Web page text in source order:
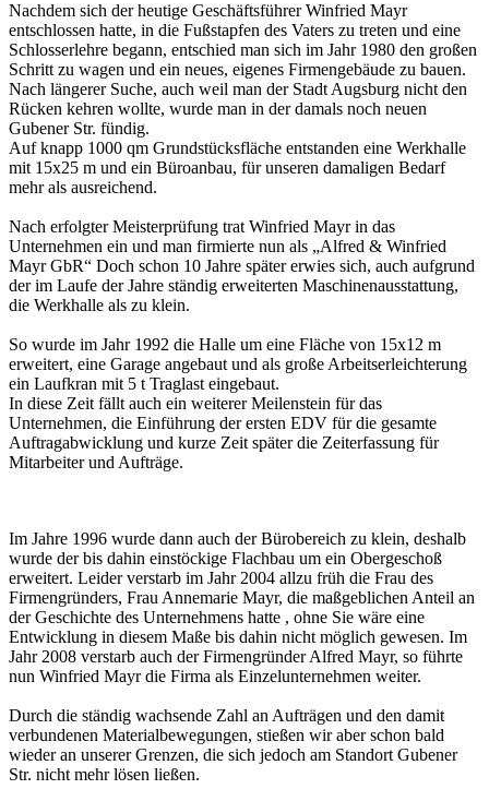
Nachdem sich der heutige Geschäftsführer Winfried Mayr
entschlossen hatte, in die Fußstapfen des Vaters zu treten und eine
Schlosserlehre begann, entschied man sich im Jahr 1980 den großen
Schritt zu wagen und ein neues, eigenes Firmengebäude zu bauen.
Nach längerer Suche, auch weil man der Stadt Augsburg nicht den
Rücken kehren wollte, wurde man in der damals noch neuen
Gubener Str. fündig.
Auf knapp 1000 qm Grundstücksfläche entstanden eine Werkhalle
mit 15x25 m und ein Büroanbau, für unseren damaligen Bedarf
mehr als ausreichend.
Nach erfolgter Meisterprüfung trat Winfried Mayr in das
Unternehmen ein und man firmierte nun als „Alfred & Winfried
Mayr GbR“ Doch schon 10 Jahre später erwies sich, auch aufgrund
der im Laufe der Jahre ständig erweiterten Maschinenausstattung,
die Werkhalle als zu klein.
So wurde im Jahr 1992 die Halle um eine Fläche von 15x12 m
erweitert, eine Garage angebaut und als große Arbeitserleichterung
ein Laufkran mit 5 t Traglast eingebaut.
In diese Zeit fällt auch ein weiterer Meilenstein für das
Unternehmen, die Einführung der ersten EDV für die gesamte
Auftragabwicklung und kurze Zeit später die Zeiterfassung für
Mitarbeiter und Aufträge.
Im Jahre 1996 wurde dann auch der Bürobereich zu klein, deshalb
wurde der bis dahin einstöckige Flachbau um ein Obergeschoß
erweitert. Leider verstarb im Jahr 2004 allzu früh die Frau des
Firmengründers, Frau Annemarie Mayr, die maßgeblichen Anteil an
der Geschichte des Unternehmens hatte , ohne Sie wäre eine
Entwicklung in diesem Maße bis dahin nicht möglich gewesen. Im
Jahr 2008 verstarb auch der Firmengründer Alfred Mayr, so führte
nun Winfried Mayr die Firma als Einzelunternehmen weiter.
Durch die ständig wachsende Zahl an Aufträgen und den damit
verbundenen Materialbewegungen, stießen wir aber schon bald
wieder an unserer Grenzen, die sich jedoch am Standort Gubener
Str. nicht mehr lösen ließen.